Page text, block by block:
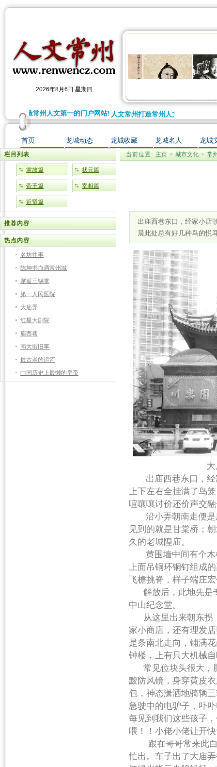
2026年8月6日 星期四
常州打造常州人文第一的门户网站!人文常州打造常州人文第一的门户
首页 龙城动态 龙城收藏 龙城名人 龙城
栏目列表
掌故篇 状元篇
帝王篇 宰相篇
近贤篇
推荐内容
热点内容
名坊往事
陈坤书血洒常州城
邂逅三锡堂
第一人民医院
大庙弄
红星大剧院
庙西巷
南大街旧事
最古老的运河
中国历史上最懒的皇帝
当前位置: 主页 > 城市文化 > 常
出庙西巷东口，经家小店
晨此处总有好几种鸟的悦
出庙西巷东口，
上下左右全挂满了鸟
喧嚷嚷讨价还价声交
沿小弄朝南走便是
见到的就是甘棠桥；
久的老城隍庙。
黄围墙中间有个
上面吊铜环铜钉组成
飞檐挑脊，样子端庄
解放后，此地先是
中山纪念堂。
从这里出来朝东拐
家小商店，还有理发
是条南北走向，铺满
钟楼，上有只大机械
常见位块头很大，
黢防风镜，身穿黄皮
包，神态潇洒地骑辆
急驶中的电驴子，卟
每见到我们这些孩子
喂！！小佬小佬让开
跟在哥哥常来此白
忙出。车子出了大庙